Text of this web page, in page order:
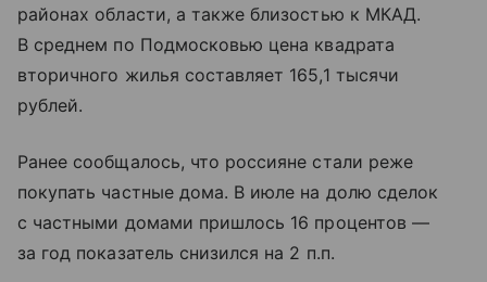
районах области, а также близостью к МКАД.
В среднем по Подмосковью цена квадрата
вторичного жилья составляет 165,1 тысячи
рублей.
Ранее сообщалось, что россияне стали реже
покупать частные дома. В июле на долю сделок
с частными домами пришлось 16 процентов —
за год показатель снизился на 2 п.п.